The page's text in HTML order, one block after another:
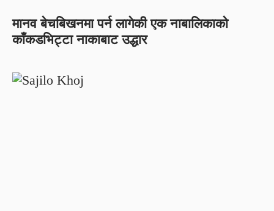
मानव बेचबिखनमा पर्न लागेकी एक नाबालिकाको
काँकडभिट्टा नाकाबाट उद्धार